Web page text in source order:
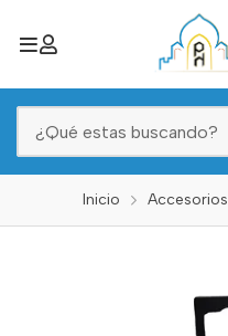
Inicio Accesorios